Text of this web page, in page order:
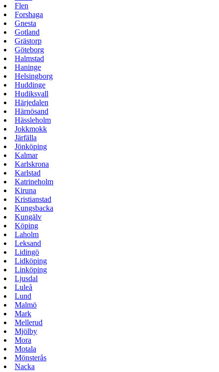
Flen
Forshaga
Gnesta
Gotland
Grästorp
Göteborg
Halmstad
Haninge
Helsingborg
Huddinge
Hudiksvall
Härjedalen
Härnösand
Hässleholm
Jokkmokk
Järfälla
Jönköping
Kalmar
Karlskrona
Karlstad
Katrineholm
Kiruna
Kristianstad
Kungsbacka
Kungälv
Köping
Laholm
Leksand
Lidingö
Lidköping
Linköping
Ljusdal
Luleå
Lund
Malmö
Mark
Mellerud
Mjölby
Mora
Motala
Mönsterås
Nacka